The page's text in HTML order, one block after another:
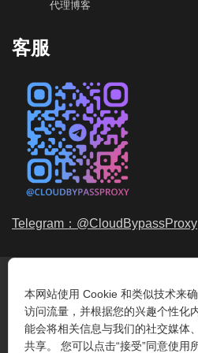
代理博客
客服
Telegram：@CloudBypassProxy
代
品质、永不过期的动态代理IP池
起。我们的IP资源包括超过3.5亿
覆盖全球200多个国家。支持
本网站使用 Cookie 和类似技术来
访问流量，并根据您的兴趣个性化
能会将相关信息与我们的社交媒体
共享。 您可以点击“接受”同意使用